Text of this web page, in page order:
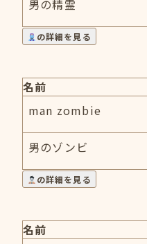
男の精霊
の詳細を見る
名前
man zombie
男のゾンビ
の詳細を見る
名前